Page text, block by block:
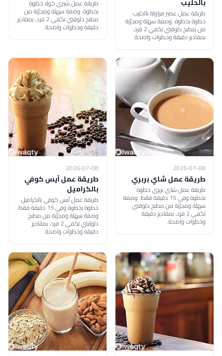
بالحليب
طريقة عمل عصير فراولة بالحليب
خطوة بخطوة. وصفة سهلة ومجرّبة
من مطبخ دلوقتي تكفي 2 فرد،
بمقادير دقيقة وخطوات واضحة.
طريقة عمل شيري كولا خطوة
بخطوة. وصفة سهلة ومجرّبة من
مطبخ دلوقتي تكفي 2 فرد، بمقادير
دقيقة وخطوات واضحة.
2026-07-08
طريقة عمل شاي بربري
طريقة عمل شاي بربري خطوة
بخطوة وفي 15 دقيقة فقط. وصفة
سهلة ومجرّبة من مطبخ دلوقتي
تكفي 2 فرد، بمقادير دقيقة
وخطوات واضحة.
2026-07-08
طريقة عمل آيس كوفي
بالكراميل
طريقة عمل آيس كوفي بالكراميل
خطوة بخطوة وفي 15 دقيقة فقط.
وصفة سهلة ومجرّبة من مطبخ
دلوقتي تكفي 2 فرد، بمقادير
دقيقة وخطوات واضحة.